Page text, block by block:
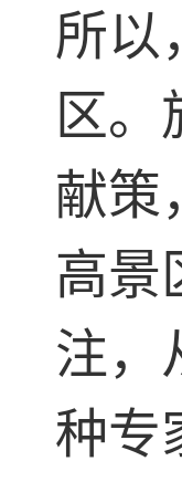
所以
区
献策
高景
注，
种专